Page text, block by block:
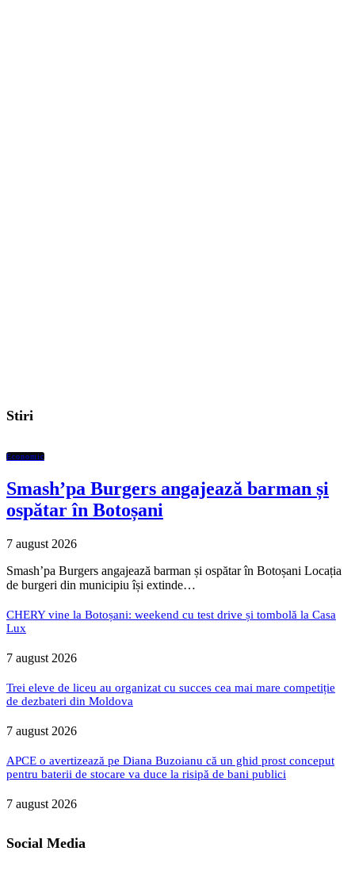
Stiri
Economic
Smash’pa Burgers angajează barman și
ospătar în Botoșani
7 august 2026
Smash’pa Burgers angajează barman și ospătar în Botoșani Locația
de burgeri din municipiu își extinde…
CHERY vine la Botoșani: weekend cu test drive și tombolă la Casa
Lux
7 august 2026
Trei eleve de liceu au organizat cu succes cea mai mare competiție
de dezbateri din Moldova
7 august 2026
APCE o avertizează pe Diana Buzoianu că un ghid prost conceput
pentru baterii de stocare va duce la risipă de bani publici
7 august 2026
Social Media